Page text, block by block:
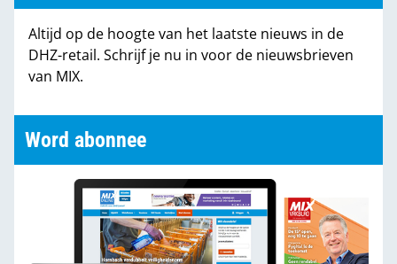
Partners
Altijd op de hoogte van het laatste nieuws in de
DHZ-retail. Schrijf je nu in voor de nieuwsbrieven
van MIX.
Word abonnee